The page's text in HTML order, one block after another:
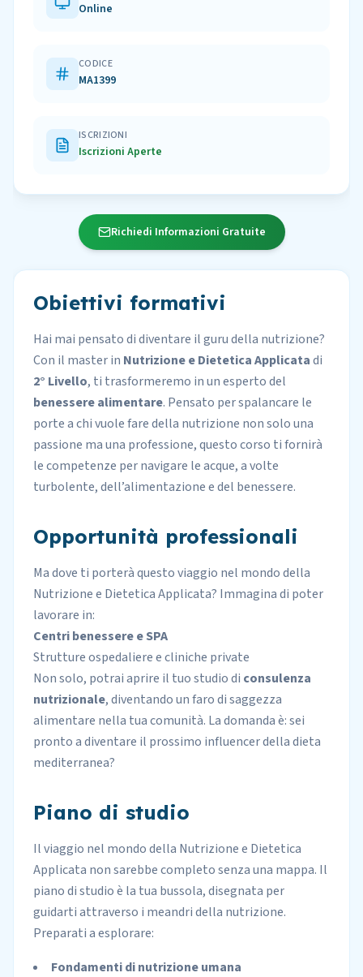
Online
CODICE
MA1399
ISCRIZIONI
Iscrizioni Aperte
Richiedi Informazioni Gratuite
Obiettivi formativi
Hai mai pensato di diventare il guru della nutrizione?
Con il master in Nutrizione e Dietetica Applicatadi
2° Livello, ti trasformeremo in un esperto del
benessere alimentare. Pensato per spalancare le
porte a chi vuole fare della nutrizione non solo una
passione ma una professione, questo corso ti fornirà
le competenze per navigare le acque, a volte
turbolente, dell’alimentazione e del benessere.
Opportunità professionali
Ma dove ti porterà questo viaggio nel mondo della
Nutrizione e Dietetica Applicata? Immagina di poter
lavorare in:
Centri benessere e SPA
Strutture ospedaliere e cliniche private
Non solo, potrai aprire il tuo studio di consulenza
nutrizionale, diventando un faro di saggezza
alimentare nella tua comunità. La domanda è: sei
pronto a diventare il prossimo influencer della dieta
mediterranea?
Piano di studio
Il viaggio nel mondo della Nutrizione e Dietetica
Applicata non sarebbe completo senza una mappa. Il
piano di studio è la tua bussola, disegnata per
guidarti attraverso i meandri della nutrizione.
Preparati a esplorare:
Fondamenti di nutrizione umana